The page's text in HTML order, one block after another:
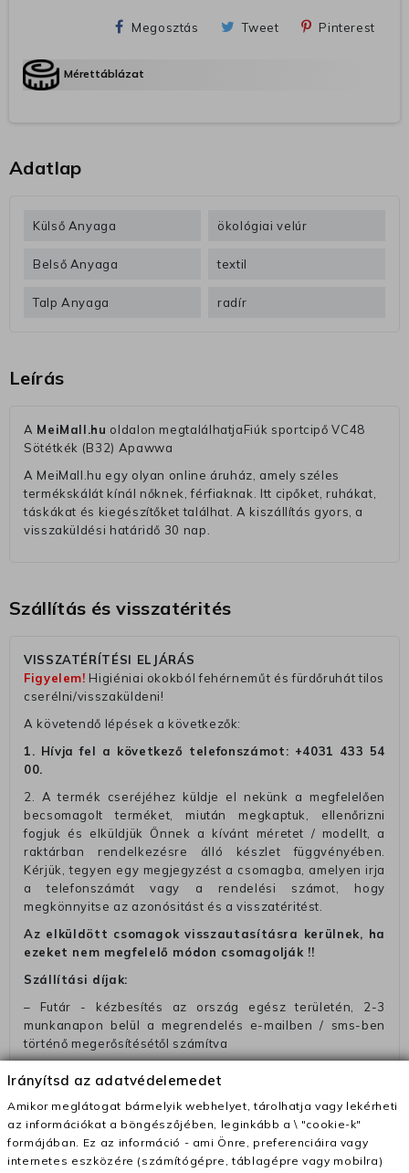
Megosztás Tweet Pinterest
Mérettáblázat
Adatlap
Külső Anyaga ökológiai velúr
Belső Anyaga textil
Talp Anyaga radír
Leírás
A MeiMall.hu oldalon megtalálhatjaFiúk sportcipő VC48
Sötétkék (B32) Apawwa
A MeiMall.hu egy olyan online áruház, amely széles
termékskálát kínál nőknek, férfiaknak. Itt cipőket, ruhákat,
táskákat és kiegészítőket találhat. A kiszállítás gyors, a
visszaküldési határidő 30 nap.
Szállítás és visszatérités
VISSZATÉRÍTÉSI ELJÁRÁS
Figyelem! Higiéniai okokból fehérneműt és fürdőruhát tilos
cserélni/visszaküldeni!
A követendő lépések a következők:
1. Hívja fel a következő telefonszámot: +4031 433 54
00.
2. A termék cseréjéhez küldje el nekünk a megfelelően
becsomagolt terméket, miután megkaptuk, ellenőrizni
fogjuk és elküldjük Önnek a kívánt méretet / modellt, a
raktárban rendelkezésre álló készlet függvényében.
Kérjük, tegyen egy megjegyzést a csomagba, amelyen irja
a telefonszámát vagy a rendelési számot, hogy
megkönnyitse az azonósitást és a visszatéritést.
Az elküldött csomagok visszautasításra kerülnek, ha
ezeket nem megfelelő módon csomagolják !!
Szállítási díjak:
– Futár - kézbesítés az ország egész területén, 2-3
munkanapon belül a megrendelés e-mailben / sms-ben
történő megerősítésétől számítva
(+400 Ft utánvétte)
– A kapott termék cseréjéért 3780 Ft szállítási díjat
számolunk fel (oda -vissza út)
Irányítsd az adatvédelemedet
Amikor meglátogat bármelyik webhelyet, tárolhatja vagy lekérheti
az információkat a böngészőjében, leginkább a \ "cookie-k"
formájában. Ez az információ - ami Önre, preferenciáira vagy
internetes eszközére (számítógépre, táblagépre vagy mobilra)